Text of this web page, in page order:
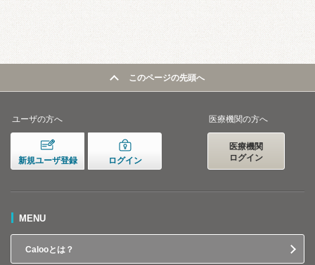
このページの先頭へ
ユーザの方へ
新規ユーザ登録 ログイン
医療機関の方へ
医療機関
ログイン
MENU
Calooとは？